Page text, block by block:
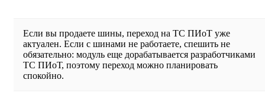
Если вы продаете шины, переход на ТС ПИоТ уже
актуален. Если с шинами не работаете, спешить не
обязательно: модуль еще дорабатывается разработчиками
ТС ПИоТ, поэтому переход можно планировать
спокойно.